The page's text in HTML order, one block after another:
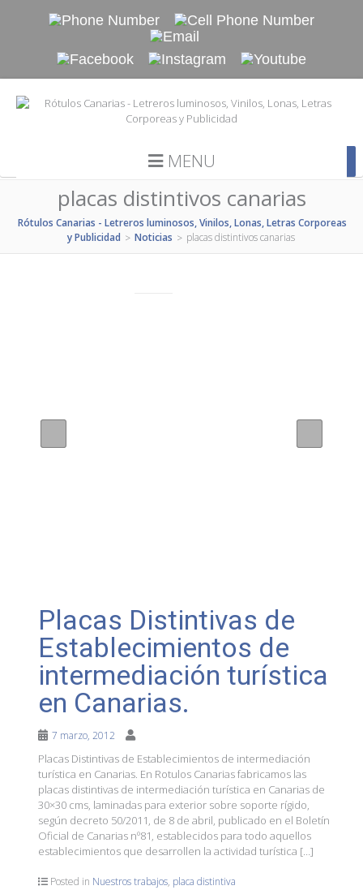
MENU
placas distintivos canarias
Rótulos Canarias - Letreros luminosos, Vinilos, Lonas, Letras Corporeas
y Publicidad > Noticias > placas distintivos canarias
Placas Distintivas de
Establecimientos de
intermediación turística
en Canarias.
7 marzo, 2012
Placas Distintivas de Establecimientos de intermediación
turística en Canarias. En Rotulos Canarias fabricamos las
placas distintivas de intermediación turística en Canarias de
30×30 cms, laminadas para exterior sobre soporte rígido,
según decreto 50/2011, de 8 de abril, publicado en el Boletín
Oficial de Canarias nº81, establecidos para todo aquellos
establecimientos que desarrollen la actividad turística […]
Posted in Nuestros trabajos, placa distintiva